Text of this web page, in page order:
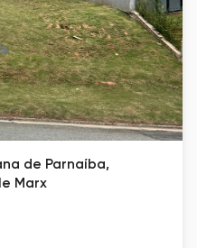
de Parnaíba,
Marx